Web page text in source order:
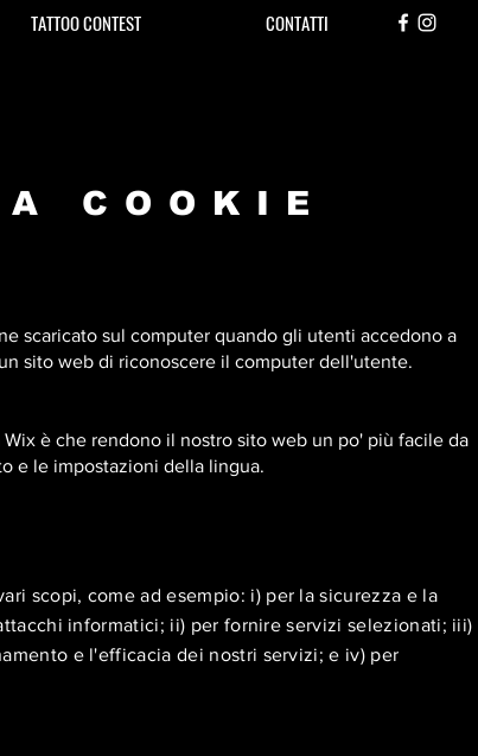
TATTOO CONTEST CONTATTI
COOKIE
scaricato sul computer quando gli utenti accedono a
sito web di riconoscere il computer dell'utente.
è che rendono il nostro sito web un po' più facile da
e le impostazioni della lingua.
scopi, come ad esempio: i) per la sicurezza e la
informatici; ii) per fornire servizi selezionati; iii)
e l'efficacia dei nostri servizi; e iv) per